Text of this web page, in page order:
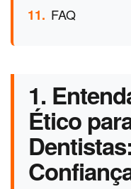
11. FAQ
1.
Ético